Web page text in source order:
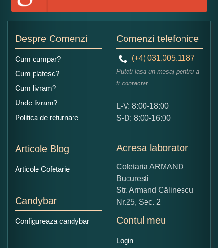
Ce nota acordati acestui produs?
5
Copiati alaturi numarul din imagine:
Despre Comenzi
Cum cumpar?
Cum platesc?
Cum livram?
Unde livram?
Politica de returnare
Articole Blog
Articole Cofetarie
Candybar
Configureaza candybar
Comenzi telefonice
(+4) 031.005.1187
Puteti lasa un mesaj pentru a
fi contactat
L-V: 8:00-18:00
S-D: 8:00-16:00
Adresa laborator
Cofetaria ARMAND
Bucuresti
Str. Armand Călinescu
Nr.25, Sec. 2
Contul meu
Login